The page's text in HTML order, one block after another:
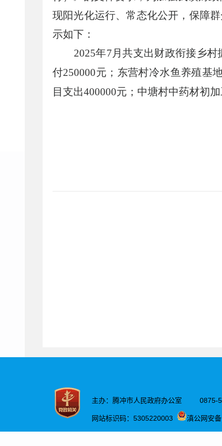
现阳光化运行、常态化公开，保障
示如下：
2025年7月共支出财政衔接乡村
付250000元；东营村冷水鱼养殖基
目支出400000元；中塘村中药材初